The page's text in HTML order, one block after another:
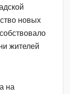
новых
жителей
на